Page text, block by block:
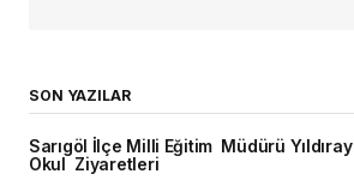
SON YAZILAR
Sarıgöl İlçe Milli Eğitim Müdürü
Okul Ziyaretleri